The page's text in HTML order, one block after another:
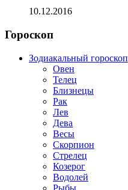
10.12.2016
Гороскоп
Зодиакальный гороскоп
Овен
Телец
Близнецы
Рак
Лев
Дева
Весы
Скорпион
Стрелец
Козерог
Водолей
Рыбы